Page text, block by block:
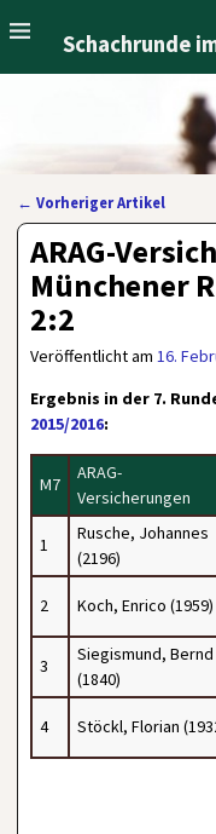
Schachrunde
Artikelnavigation
← Vorheriger Artikel
ARAG-
Münchener
2:2
Veröffentlicht am16.
Ergebnis in der 7.
2015/2016:
M7
ARAG-
Versicherungen
1
Rusche, Johannes
(2196)
2 Koch, Enrico (1959)
3
Siegismund, Bernd
(1840)
4 Stöckl, Florian